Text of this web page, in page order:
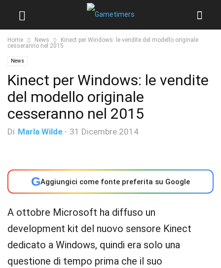
Home News
Kinect per Windows: le vendite del modello originale
cesseranno nel 2015
News
Kinect per Windows: le vendite
del modello originale
cesseranno nel 2015
Di Marla Wilde - 31 Dicembre 2014
GAggiungici come fonte preferita su Google
A ottobre Microsoft ha diffuso un
development kit del nuovo sensore Kinect
dedicato a Windows, quindi era solo una
questione di tempo prima che il suo